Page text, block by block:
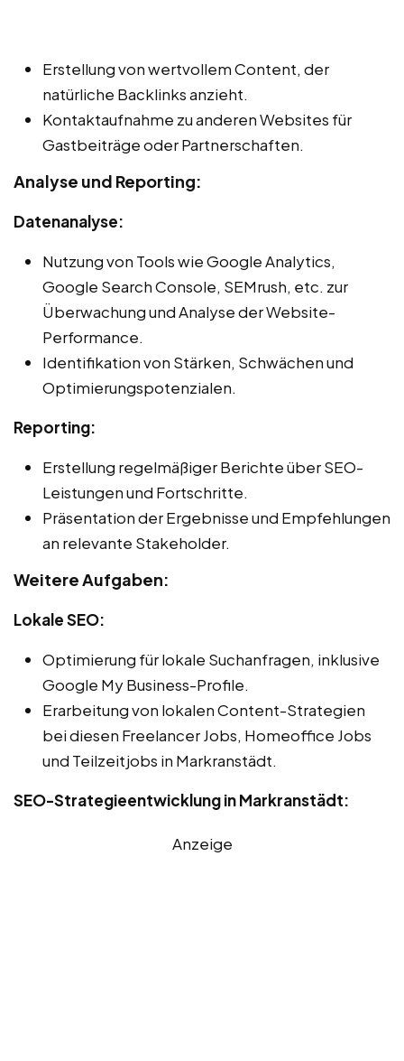
Erstellung von wertvollem Content, der
natürliche Backlinks anzieht.
Kontaktaufnahme zu anderen Websites für
Gastbeiträge oder Partnerschaften.
Analyse und Reporting:
Datenanalyse:
Nutzung von Tools wie Google Analytics,
Google Search Console, SEMrush, etc. zur
Überwachung und Analyse der Website-
Performance.
Identifikation von Stärken, Schwächen und
Optimierungspotenzialen.
Reporting:
Erstellung regelmäßiger Berichte über SEO-
Leistungen und Fortschritte.
Präsentation der Ergebnisse und Empfehlungen
an relevante Stakeholder.
Weitere Aufgaben:
Lokale SEO:
Optimierung für lokale Suchanfragen, inklusive
Google My Business-Profile.
Erarbeitung von lokalen Content-Strategien
bei diesen Freelancer Jobs, Homeoffice Jobs
und Teilzeitjobs in Markranstädt.
SEO-Strategieentwicklung in Markranstädt:
Anzeige